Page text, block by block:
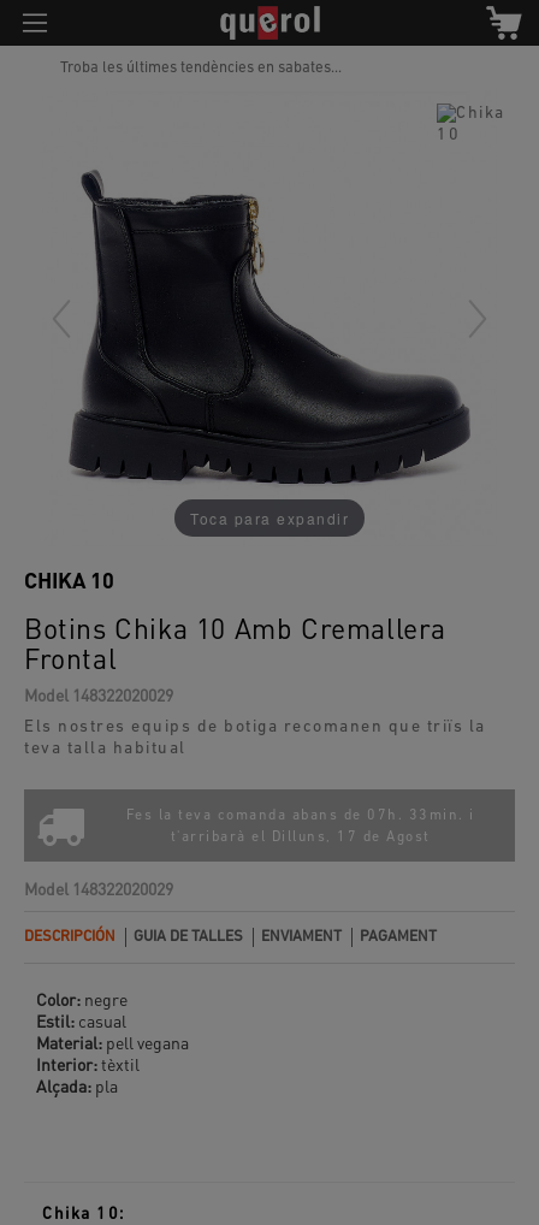
Troba les últimes tendències en sabates...
Toca para expandir
Botins Chika 10 Amb Cremallera
Frontal
CHIKA 10
Model 148322020029
Els nostres equips de botiga recomanen que triïs la
teva talla habitual
Fes la teva comanda abans de 07h. 33min. i
t'arribarà el
Dilluns, 17 de Agost
Model 148322020029
DESCRIPCIÓN GUIA DE TALLES ENVIAMENT PAGAMENT
Color: negre
Estil: casual
Material: pell vegana
Interior:tèxtil
Alçada: pla
Chika 10: